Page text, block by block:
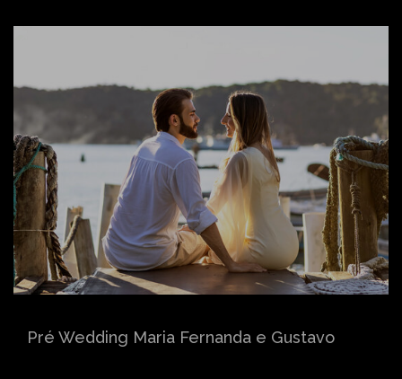
Pré Wedding Maria Fernanda e Gustavo